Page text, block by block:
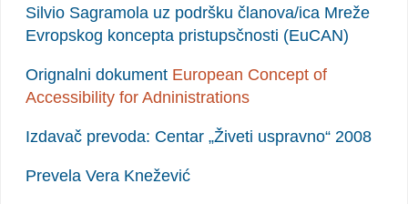
Silvio Sagramola uz podršku članova/ica Mreže
Evropskog koncepta pristupsčnosti (EuCAN)
Orignalni dokument European Concept of
Accessibility for Adninistrations
Izdavač prevoda: Centar „Živeti uspravno“ 2008
Prevela Vera Knežević